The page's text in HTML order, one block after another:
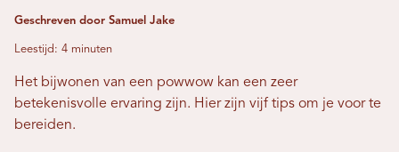
Geschreven door Samuel Jake
Leestijd: 4 minuten
Het bijwonen van een powwow kan een zeer
betekenisvolle ervaring zijn. Hier zijn vijf tips om je voor te
bereiden.